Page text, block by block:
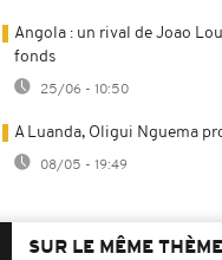
Angola : un rival de Joao
fonds
25/06 - 10:50
A Luanda, Oligui Nguema
08/05 - 19:49
SUR LE MÊME THÈME